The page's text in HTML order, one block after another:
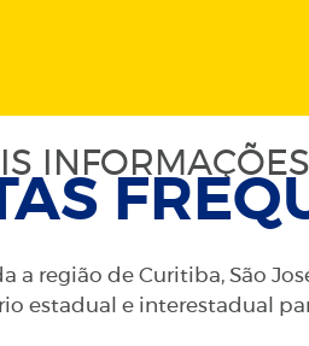
INFORMAÇÕES
região de Curitiba, São
estadual e interestadual